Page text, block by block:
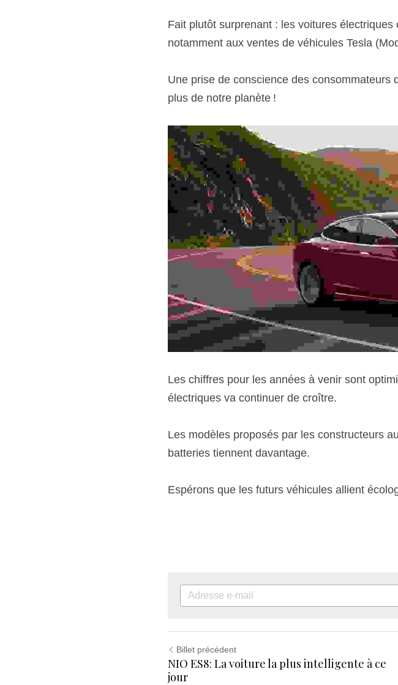
Fait plutôt surprenant : les voitures
notamment aux ventes de véhicules Tesla
Une prise de conscience des
plus de notre planète !
Les chiffres pour les années à venir sont
électriques va continuer de croître.
Les modèles proposés par les constructeurs
batteries tiennent davantage.
Espérons que les futurs véhicules allient
Billet précédent
NIO ES8: La voiture la plus intelligente à ce
jour